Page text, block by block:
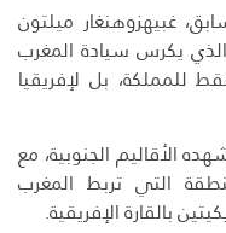
غبيهزوهنغار ميلتون
يكرس سيادة المغرب
للمملكة، بل لإفريقيا
الأقاليم الجنوبية، مع
التي تربط المغرب
بالقارة الإفريقية.